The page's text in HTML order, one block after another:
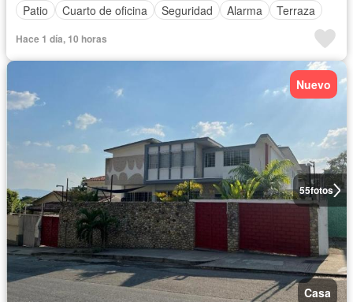
Patio Cuarto de oficina Seguridad Alarma Terraza
Hace 1 día, 10 horas
55fotos
Nuevo
Casa